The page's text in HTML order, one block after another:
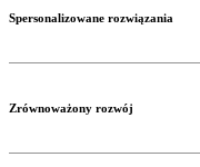
Spersonalizowane rozwiązania
Zrównoważony rozwój